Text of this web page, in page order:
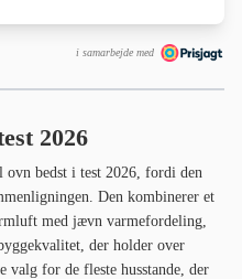
i samarbejde med
2026
ovn bedst i test 2026, fordi den
Den kombinerer et
med jævn varmefordeling,
der holder over
valg for de fleste husstande, der